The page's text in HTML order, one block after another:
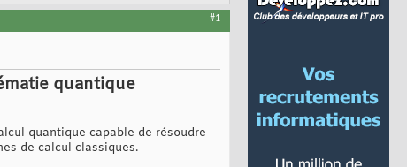
#1
quantique
quantique capable de résoudre
de calcul classiques.